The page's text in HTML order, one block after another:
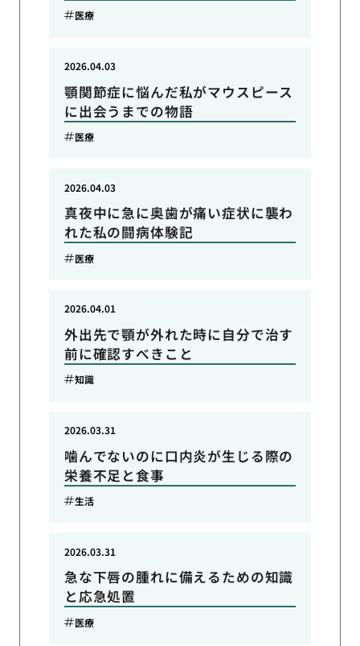
医療
顎関節症に悩んだ私がマウスピース
に出会うまでの物語
2026.04.03
医療
真夜中に急に奥歯が痛い症状に襲わ
れた私の闘病体験記
2026.04.03
医療
外出先で顎が外れた時に自分で治す
前に確認すべきこと
2026.04.01
知識
噛んでないのに口内炎が生じる際の
栄養不足と食事
2026.03.31
生活
急な下唇の腫れに備えるための知識
と応急処置
2026.03.31
医療